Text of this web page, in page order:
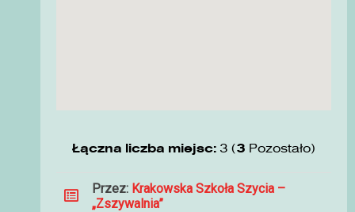
Łączna liczba miejsc: 3 (3 Pozostało)
Przez: Krakowska Szkoła Szycia –
„Zszywalnia”